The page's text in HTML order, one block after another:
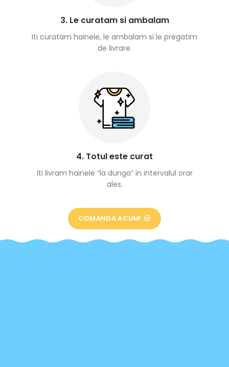
3. Le curatam si ambalam
Iti curatam hainele, le ambalam si le pregatim
de livrare.
4. Totul este curat
Iti livram hainele “la dunga” in intervalul orar
ales.
COMANDA ACUM!